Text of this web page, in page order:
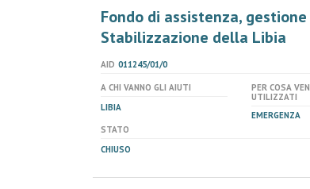
Fondo di assistenza,
Stabilizzazione della Libia
AID 011245/01/0
A CHI VANNO GLI AIUTI
LIBIA
PER COSA
UTILIZZATI
EMERGENZA
STATO
CHIUSO